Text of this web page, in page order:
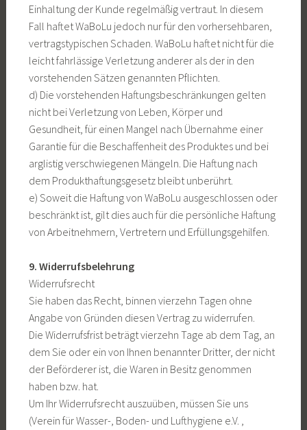
Einhaltung der Kunde regelmäßig vertraut. In diesem
Fall haftet WaBoLu jedoch nur für den vorhersehbaren,
vertragstypischen Schaden. WaBoLu haftet nicht für die
leicht fahrlässige Verletzung anderer als der in den
vorstehenden Sätzen genannten Pflichten.
d) Die vorstehenden Haftungsbeschränkungen gelten
nicht bei Verletzung von Leben, Körper und
Gesundheit, für einen Mangel nach Übernahme einer
Garantie für die Beschaffenheit des Produktes und bei
arglistig verschwiegenen Mängeln. Die Haftung nach
dem Produkthaftungsgesetz bleibt unberührt.
e) Soweit die Haftung von WaBoLu ausgeschlossen oder
beschränkt ist, gilt dies auch für die persönliche Haftung
von Arbeitnehmern, Vertretern und Erfüllungsgehilfen.
9. Widerrufsbelehrung
Widerrufsrecht
Sie haben das Recht, binnen vierzehn Tagen ohne
Angabe von Gründen diesen Vertrag zu widerrufen.
Die Widerrufsfrist beträgt vierzehn Tage ab dem Tag, an
dem Sie oder ein von Ihnen benannter Dritter, der nicht
der Beförderer ist, die Waren in Besitz genommen
haben bzw. hat.
Um Ihr Widerrufsrecht auszuüben, müssen Sie uns
(Verein für Wasser-, Boden- und Lufthygiene e.V. ,